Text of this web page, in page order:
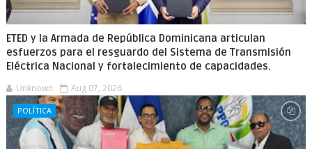
ETED y la Armada de República Dominicana articulan
esfuerzos para el resguardo del Sistema de Transmisión
Eléctrica Nacional y fortalecimiento de capacidades.
Unknown Aug 07, 2026
POLÍTICA